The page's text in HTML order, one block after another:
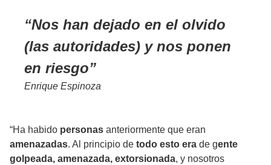
Nos han dejado en el olvido
(las autoridades) y nos ponen
en riesgo
Enrique Espinoza
“Ha habido personas anteriormente que eran
amenazadas. Al principio de todo esto era de gente
golpeada, amenazada, extorsionada, y nosotros